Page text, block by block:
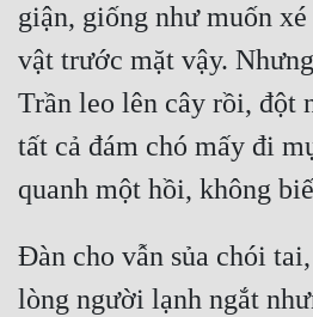
giận, giống như muốn
vật trước mặt vậy.
Trần leo lên cây rồi, đột
tất cả đám chó mấy đi
Đàn cho vẫn sủa chói
lòng người lạnh ngắt